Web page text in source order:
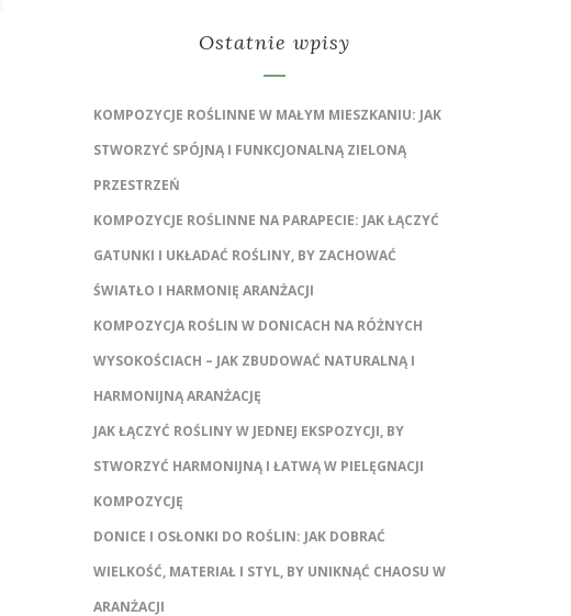
Ostatnie wpisy
KOMPOZYCJE ROŚLINNE W MAŁYM MIESZKANIU: JAK
STWORZYĆ SPÓJNĄ I FUNKCJONALNĄ ZIELONĄ
PRZESTRZEŃ
KOMPOZYCJE ROŚLINNE NA PARAPECIE: JAK ŁĄCZYĆ
GATUNKI I UKŁADAĆ ROŚLINY, BY ZACHOWAĆ
ŚWIATŁO I HARMONIĘ ARANŻACJI
KOMPOZYCJA ROŚLIN W DONICACH NA RÓŻNYCH
WYSOKOŚCIACH – JAK ZBUDOWAĆ NATURALNĄ I
HARMONIJNĄ ARANŻACJĘ
JAK ŁĄCZYĆ ROŚLINY W JEDNEJ EKSPOZYCJI, BY
STWORZYĆ HARMONIJNĄ I ŁATWĄ W PIELĘGNACJI
KOMPOZYCJĘ
DONICE I OSŁONKI DO ROŚLIN: JAK DOBRAĆ
WIELKOŚĆ, MATERIAŁ I STYL, BY UNIKNĄĆ CHAOSU W
ARANŻACJI